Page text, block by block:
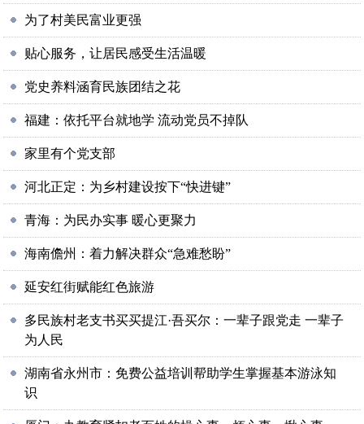
为了村美民富业更强
贴心服务，让居民感受生活温暖
党史养料涵育民族团结之花
福建：依托平台就地学 流动党员不掉队
家里有个党支部
河北正定：为乡村建设按下“快进键”
青海：为民办实事 暖心更聚力
海南儋州：着力解决群众“急难愁盼”
延安红街赋能红色旅游
多民族村老支书买买提江·吾买尔：一辈子跟党走 一辈子
为人民
湖南省永州市：免费公益培训帮助学生掌握基本游泳知
识